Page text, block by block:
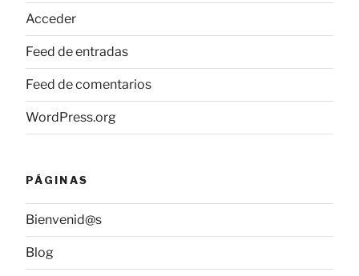
Acceder
Feed de entradas
Feed de comentarios
WordPress.org
PÁGINAS
Bienvenid@s
Blog